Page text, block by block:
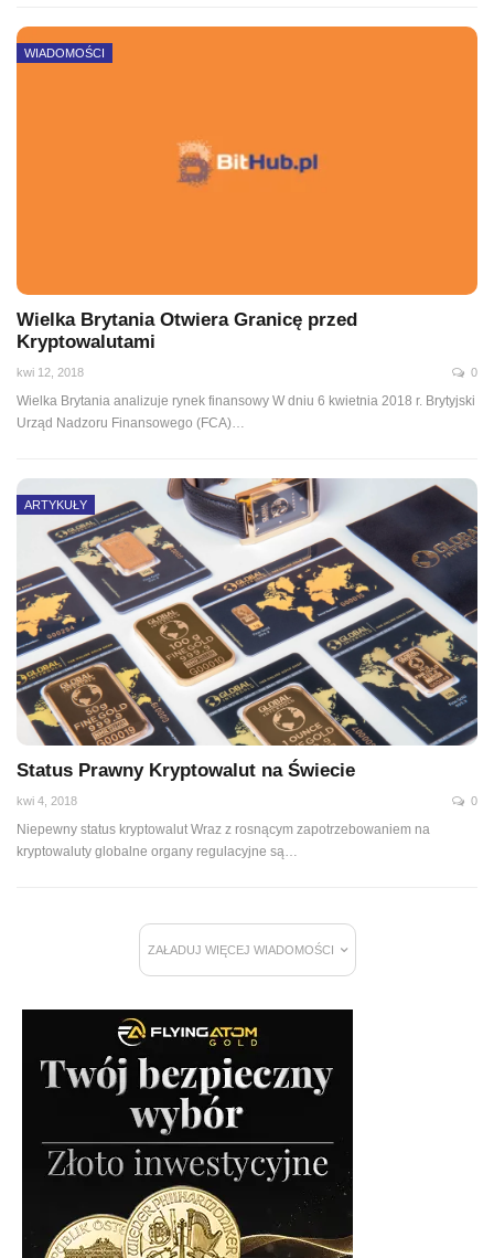
WIADOMOŚCI
Wielka Brytania Otwiera Granicę przed
Kryptowalutami
kwi 12, 2018 0
Wielka Brytania analizuje rynek finansowy W dniu 6 kwietnia 2018 r. Brytyjski
Urząd Nadzoru Finansowego (FCA)…
ARTYKUŁY
Status Prawny Kryptowalut na Świecie
kwi 4, 2018 0
Niepewny status kryptowalut Wraz z rosnącym zapotrzebowaniem na
kryptowaluty globalne organy regulacyjne są…
ZAŁADUJ WIĘCEJ WIADOMOŚCI